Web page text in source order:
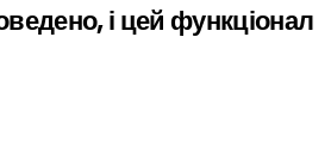
і цей функціонал